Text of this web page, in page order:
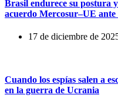
Brasil endurece su postura
acuerdo Mercosur–UE
17 de diciembre de
Cuando los espías salen a
en la guerra de Ucrania